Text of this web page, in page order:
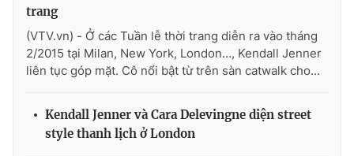
THỜI BÁO VTV
trang
(VTV.vn) - Ở các Tuần lễ thời trang diễn ra vào tháng
2/2015 tại Milan, New York, London…, Kendall Jenner
liên tục góp mặt. Cô nổi bật từ trên sàn catwalk cho...
Kendall Jenner và Cara Delevingne diện street
style thanh lịch ở London